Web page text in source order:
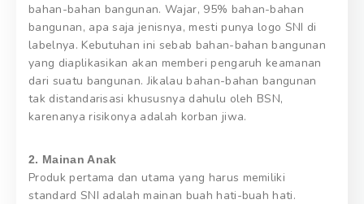
bahan-bahan bangunan. Wajar, 95% bahan-bahan
bangunan, apa saja jenisnya, mesti punya logo SNI di
labelnya. Kebutuhan ini sebab bahan-bahan bangunan
yang diaplikasikan akan memberi pengaruh keamanan
dari suatu bangunan. Jikalau bahan-bahan bangunan
tak distandarisasi khususnya dahulu oleh BSN,
karenanya risikonya adalah korban jiwa.
2. Mainan Anak
Produk pertama dan utama yang harus memiliki
standard SNI adalah mainan buah hati-buah hati.